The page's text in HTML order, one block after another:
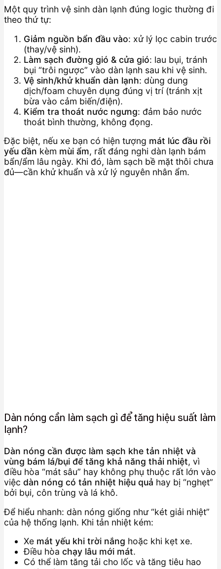
Một quy trình vệ sinh dàn lạnh đúng logic thường đi
theo thứ tự:
Giảm nguồn bẩn đầu vào: xử lý lọc cabin trước
(thay/vệ sinh).
Làm sạch đường gió & cửa gió: lau bụi, tránh
bụi “trôi ngược” vào dàn lạnh sau khi vệ sinh.
Vệ sinh/khử khuẩn dàn lạnh: dùng dung
dịch/foam chuyên dụng đúng vị trí (tránh xịt
bừa vào cảm biến/điện).
Kiểm tra thoát nước ngưng: đảm bảo nước
thoát bình thường, không đọng.
Đặc biệt, nếu xe bạn có hiện tượng mát lúc đầu rồi
yếu dần kèm mùi ẩm, rất đáng nghi dàn lạnh bám
bẩn/ẩm lâu ngày. Khi đó, làm sạch bề mặt thôi chưa
đủ—cần khử khuẩn và xử lý nguyên nhân ẩm.
Dàn nóng cần làm sạch gì để tăng hiệu suất làm
lạnh?
Dàn nóng cần được làm sạch khe tản nhiệt và
vùng bám lá/bụi để tăng khả năng thải nhiệt, vì
điều hòa “mát sâu” hay không phụ thuộc rất lớn vào
việc dàn nóng có tản nhiệt hiệu quả hay bị “nghẹt”
bởi bụi, côn trùng và lá khô.
Để hiểu nhanh: dàn nóng giống như “két giải nhiệt”
của hệ thống lạnh. Khi tản nhiệt kém:
Xe mát yếu khi trời nắng hoặc khi kẹt xe.
Điều hòa chạy lâu mới mát.
Có thể làm tăng tải cho lốc và tăng tiêu hao